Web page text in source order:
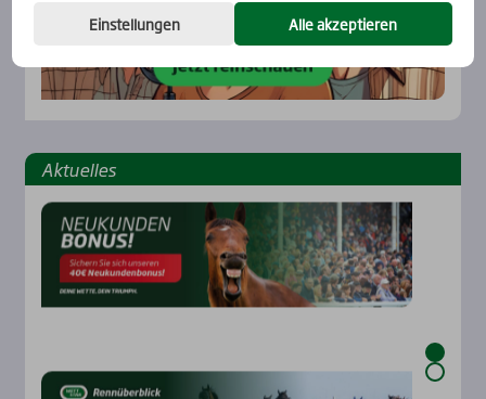
Aktu­el­les
Einstellungen Alle akzeptieren